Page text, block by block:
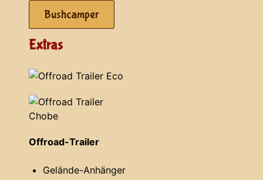
Bushcamper
Extras
Offroad-Trailer
Gelände-Anhänger